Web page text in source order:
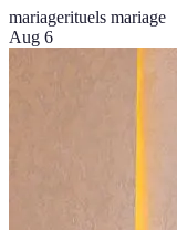
mariagerituels mariage
Aug 6